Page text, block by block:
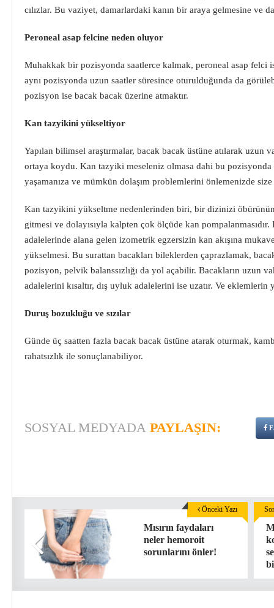
cılızlar. Bu vaziyet, damarlardaki kanın bir araya gelmesine ve
Peroneal asap felcine neden oluyor
Muhakkak bir pozisyonda saatlerce kalmak, peroneal asap
aynı pozisyonda uzun saatler süresince oturulduğunda da
pozisyon ise bacak bacak üzerine atmaktır.
Kan tazyikini yükseltiyor
Yapılan bilimsel araştırmalar, bacak bacak üstüne atılarak
ortaya koydu. Kan tazyiki meseleniz olmasa dahi bu pozisyonda
yaşamanıza ve mümkün dolaşım problemlerini önlemenizde
Kan tazyikini yükseltme nedenlerinden biri, bir dizinizi
gitmesi ve dolayısıyla kalpten çok ölçüde kan
adalelerinde alana gelen izometrik egzersizin kan akışına
yükselmesi. Bu surattan bacakları bileklerden çaprazlamak,
pozisyon, pelvik balanssızlığı da yol açabilir. Bacakların uzun
adalelerini kısaltır, dış uyluk adalelerini ise uzatır. Ve
Duruş bozukluğu ve sızılar
Günde üç saatten fazla bacak bacak üstüne atarak oturmak,
rahatsızlık ile sonuçlanabiliyor.
SOSYAL MEDYADA PAYLAŞIN:
Mısırın faydaları
neler hemoroit
sorunlarını önler!
Önceki Yazı